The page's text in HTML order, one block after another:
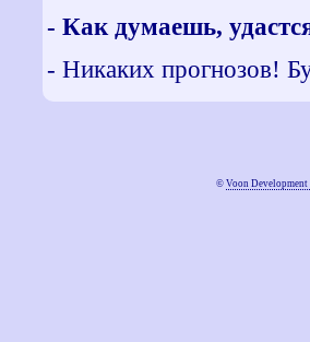
- Как думаешь,
- Никаких прогнозов!
© Voon Development